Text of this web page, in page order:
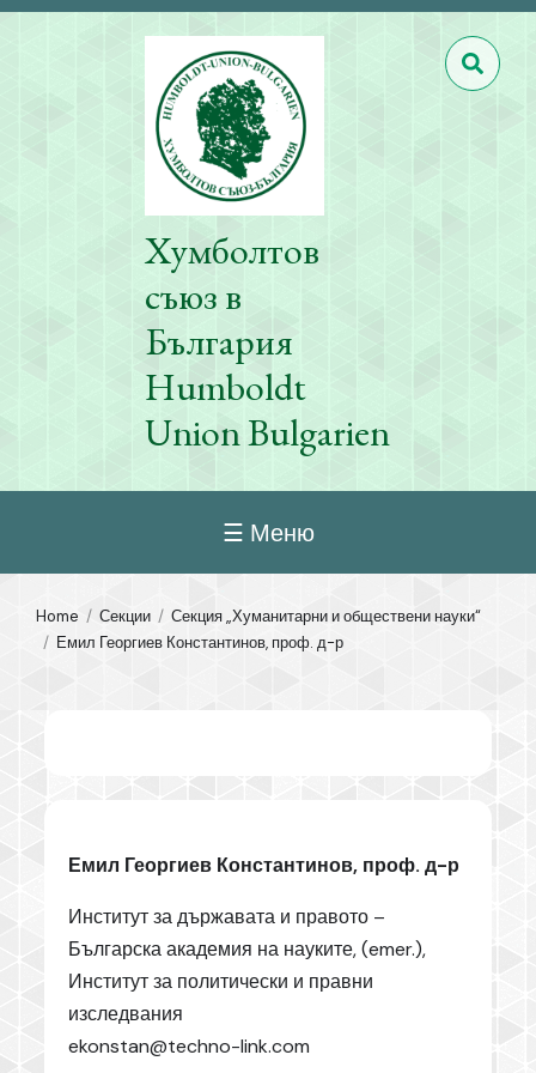
Хумболтов
съюз в
България
Humboldt
Union Bulgarien
☰ Меню
Home Секции
Секция „Хуманитарни и обществени науки“
Емил Георгиев Константинов, проф. д-р
Емил Георгиев Константинов, проф. д-р
Институт за държавата и правото –
Българска академия на науките, (emer.),
Институт за политически и правни
изследвания
ekonstan@techno-link.com